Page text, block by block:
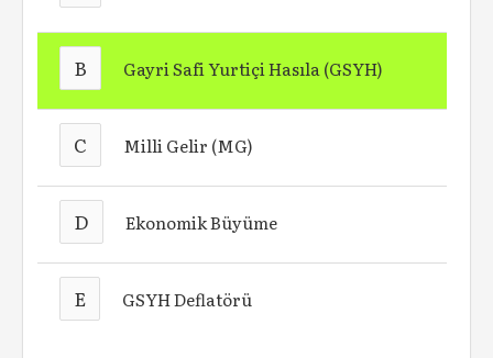
B Gayri Safi Yurtiçi Hasıla (GSYH)
C Milli Gelir (MG)
D Ekonomik Büyüme
E GSYH Deflatörü